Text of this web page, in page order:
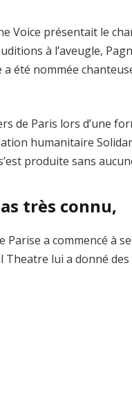
Voice présentait le
à l’aveugle,
a été nommée
de Paris lors d’une
humanitaire
produite sans
très connu,
Parise a commencé à
lui a donné